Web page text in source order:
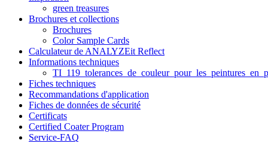
green treasures
Brochures et collections
Brochures
Color Sample Cards
Calculateur de ANALYZEit Reflect
Informations techniques
Fiches techniques
Recommandations d'application
Fiches de données de sécurité
Certificats
Certified Coater Program
Service-FAQ